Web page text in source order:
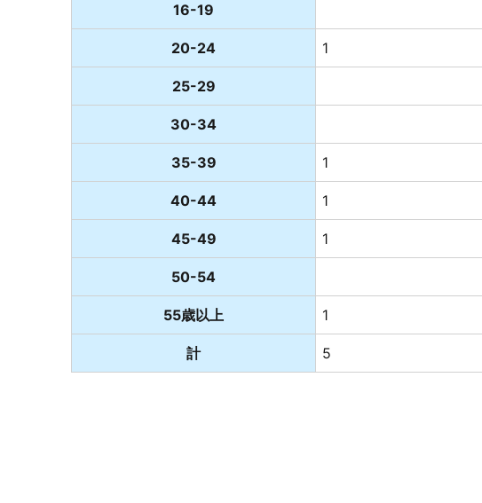
16-19
20-24 1
25-29
30-34
35-39 1
40-44 1
45-49 1
50-54
55歳以上 1
計 5